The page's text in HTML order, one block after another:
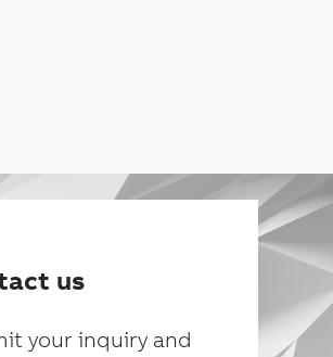
us
your inquiry and